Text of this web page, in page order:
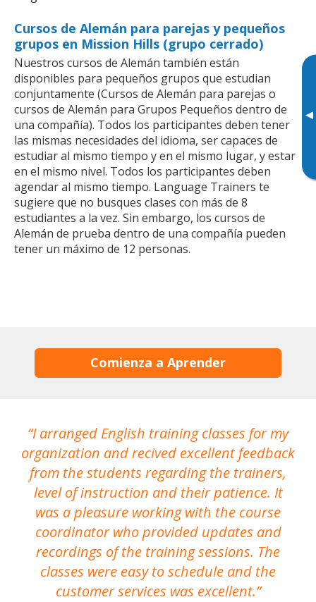
▸
Cursos de Alemán para parejas y pequeños
grupos en Mission Hills (grupo cerrado)
Nuestros cursos de Alemán también están
disponibles para pequeños grupos que estudian
conjuntamente (Cursos de Alemán para parejas o
cursos de Alemán para Grupos Pequeños dentro de
una compañía). Todos los participantes deben tener
las mismas necesidades del idioma, ser capaces de
estudiar al mismo tiempo y en el mismo lugar, y estar
en el mismo nivel. Todos los participantes deben
agendar al mismo tiempo. Language Trainers te
sugiere que no busques clases con más de 8
estudiantes a la vez. Sin embargo, los cursos de
Alemán de prueba dentro de una compañía pueden
tener un máximo de 12 personas.
Comienza a Aprender
I arranged English training classes for my
organization and recived excellent feedback
from the students regarding the trainers,
level of instruction and their patience. It
was a pleasure working with the course
coordinator who provided updates and
recordings of the training sessions. The
classes were easy to schedule and the
customer services was excellent.